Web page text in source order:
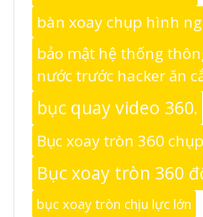
bàn xoay chụp hình
bảo mật hệ thống
nước trước hacker ăn
bục quay video 360.
Bục xoay tròn 360
Bục xoay tròn 360
bục xoay tròn chịu lực lớn